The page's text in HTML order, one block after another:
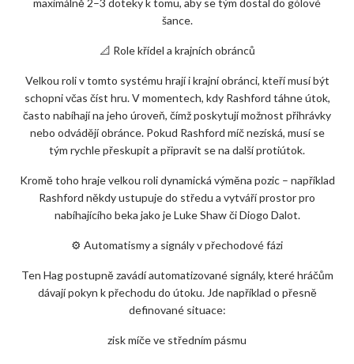
šance.
📐 Role křídel a krajních obránců
Velkou roli v tomto systému hrají i krajní obránci, kteří musí být
schopni včas číst hru. V momentech, kdy Rashford táhne útok,
často nabíhají na jeho úroveň, čímž poskytují možnost přihrávky
nebo odvádějí obránce. Pokud Rashford míč nezíská, musí se
tým rychle přeskupit a připravit se na další protiútok.
Kromě toho hraje velkou roli dynamická výměna pozic – například
Rashford někdy ustupuje do středu a vytváří prostor pro
nabíhajícího beka jako je Luke Shaw či Diogo Dalot.
⚙️ Automatismy a signály v přechodové fázi
Ten Hag postupně zavádí automatizované signály, které hráčům
dávají pokyn k přechodu do útoku. Jde například o přesně
definované situace:
zisk míče ve středním pásmu